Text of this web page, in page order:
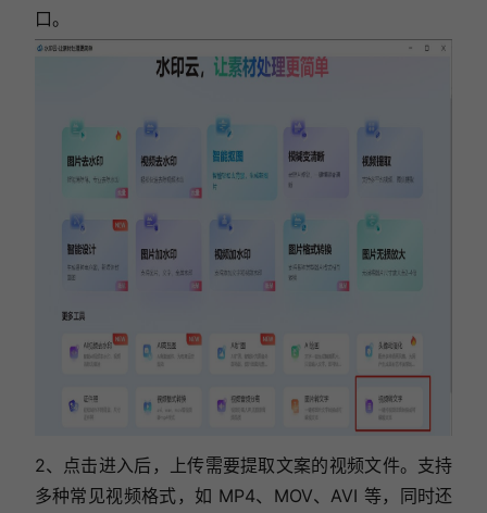
口。
2、点击进入后，上传需要提取文案的视频文件。支持
多种常见视频格式，如 MP4、MOV、AVI 等，同时还